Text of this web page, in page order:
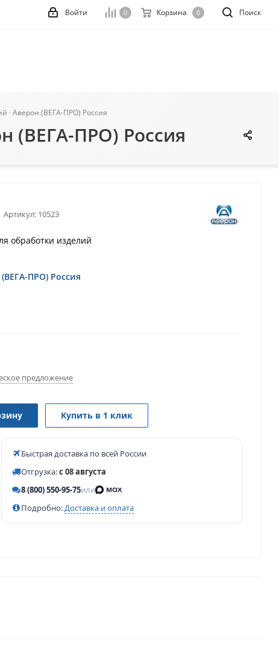
Поиск
0 Корзина 0
Войти
· Аверон (ВЕГА-ПРО) Россия
(ВЕГА-ПРО) Россия
Артикул: 10523
обработки изделий
ПРО) Россия
предложение
Купить в 1 клик
Быстрая доставка по всей России
Отгрузка:с 08 августа
8 (800) 550-95-75или
Подробно:Доставка и оплата